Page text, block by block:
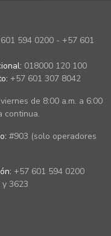
594 0200 - +57 601
018000 120 100
+57 601 307 8042
de 8:00 a.m. a 6:00
continua.
#903 (solo operadores
+57 601 594 0200
3623